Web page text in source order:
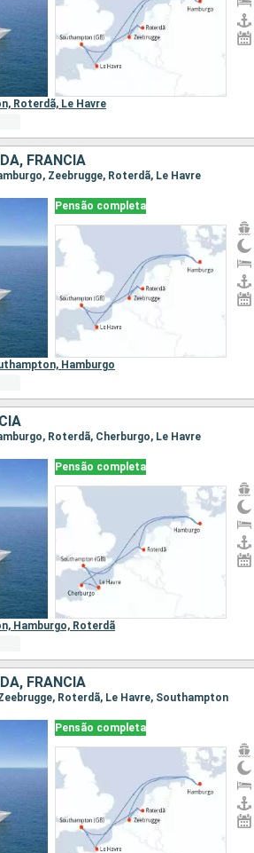
Roterdã, Le Havre
FRANCIA
Zeebrugge, Roterdã, Le Havre
Pensão completa
Hamburgo
Roterdã, Cherburgo, Le Havre
Pensão completa
Hamburgo, Roterdã
FRANCIA
Roterdã, Le Havre, Southampton
Pensão completa